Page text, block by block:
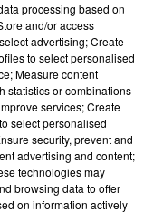
SHAKIRA FEAT. BURNA
BOY
Dai Dai
processing based on
and/or access
advertising; Create
to select personalised
Measure content
statistics or combinations
services; Create
select personalised
security, prevent and
advertising and content;
technologies may
browsing data to offer
on information actively